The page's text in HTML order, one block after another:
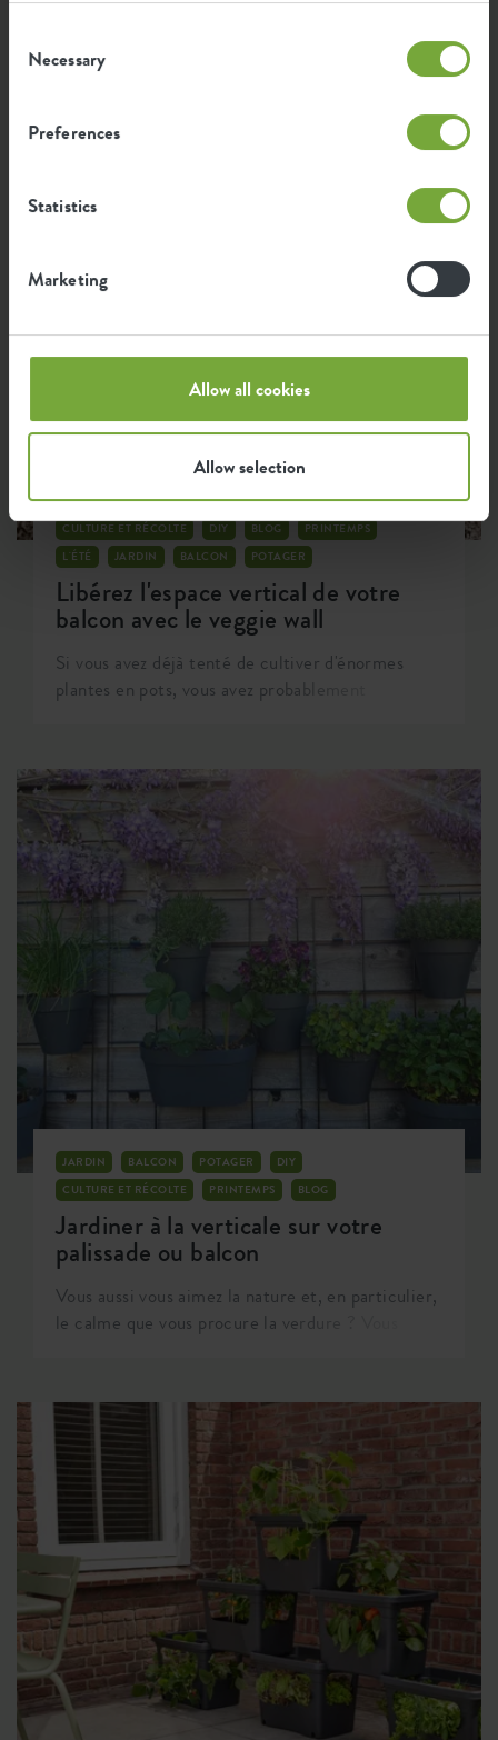
Selection
Necessary
Preferences
Statistics
Marketing
Allow all cookies
Allow selection
de paradis ? C'est facile ! En utilisant les bonnes
balcon en véritable oasis de verdure. Vous voulez
des résultats rapides ? Alors, relookez
CULTURE ET RÉCOLTE DIY BLOG
PRINTEMPS
L'ÉTÉ
JARDIN BALCON POTAGER
Libérez l'espace vertical de votre
balcon avec le veggie wall
Si vous avez déjà tenté de cultiver d'énormes
plantes en pots, vous avez probablement
jamais fait l'expérience, vous la ferez
certainement avec ces plants de poivron pouvant
atteindre 1,5 mètre de hauteur. Cela peut
devenir très compliqué de maintenir ce beau
feuillage dense bien droit, malgré 4 ou 5 tuteurs
solides.
JARDIN BALCON POTAGER
DIY
CULTURE ET RÉCOLTE
PRINTEMPS BLOG
Jardiner à la verticale sur votre
palissade ou balcon
Vous aussi vous aimez la nature et, en particulier,
le calme que vous procure la verdure ? Vous
ou d'un balcon de petite taille ? La solution ?
Jardiner à la verticale ! Un balcon ou un jardin
sans parois vertes devient ainsi inconcevable.
Notamment dans les endroits où la palissade ou le
mur en béton des voisins est dégarni. Ou lorsque
vous voulez simplement faire pousser des plantes
dans un espace exigu. Avec des fleurs en pots, un
framboisier grimpant ou d'autres plantes
décoratives ou comestibles… Tout est possible !
Dans ce blog, découvrez de nombreux conseils
utiles sur la manière de tirer le meilleur parti des
parois de votre jardin ou de votre balcon en les
transformant en une oasis de verdure pour le